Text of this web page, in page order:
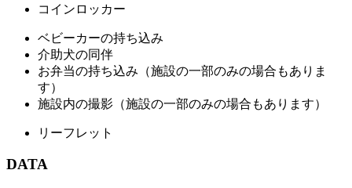
コインロッカー
ベビーカーの持ち込み
介助犬の同伴
お弁当の持ち込み（施設の一部のみの場合もありま
す）
施設内の撮影（施設の一部のみの場合もあります）
リーフレット
DATA